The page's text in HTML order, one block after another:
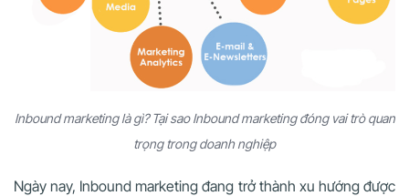
Inbound marketing là gì? Tại sao Inbound marketing đóng vai trò quan
trọng trong doanh nghiệp
Ngày nay, Inbound marketing đang trở thành xu hướng được